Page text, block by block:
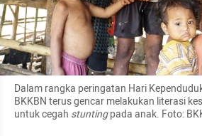
Dalam rangka peringatan Hari
BKKBN terus gencar melakukan literasi
untuk cegah stunting pada anak. Foto: